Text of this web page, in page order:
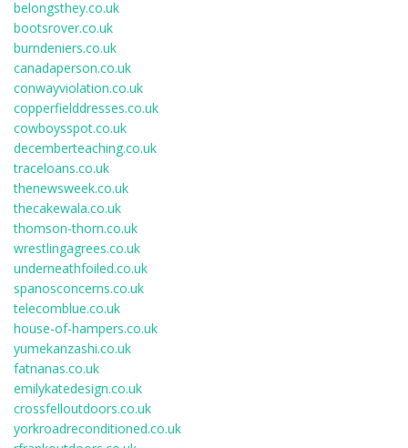
belongsthey.co.uk
bootsrover.co.uk
burndeniers.co.uk
canadaperson.co.uk
conwayviolation.co.uk
copperfielddresses.co.uk
cowboysspot.co.uk
decemberteaching.co.uk
traceloans.co.uk
thenewsweek.co.uk
thecakewala.co.uk
thomson-thorn.co.uk
wrestlingagrees.co.uk
underneathfoiled.co.uk
spanosconcerns.co.uk
telecomblue.co.uk
house-of-hampers.co.uk
yumekanzashi.co.uk
fatnanas.co.uk
emilykatedesign.co.uk
crossfelloutdoors.co.uk
yorkroadreconditioned.co.uk